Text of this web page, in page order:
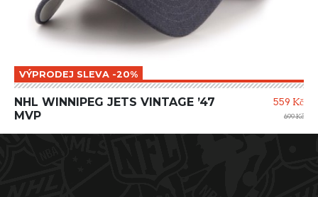
VÝPRODEJ SLEVA -20%
NHL WINNIPEG JETS VINTAGE ’47
MVP
559 Kč
699 Kč